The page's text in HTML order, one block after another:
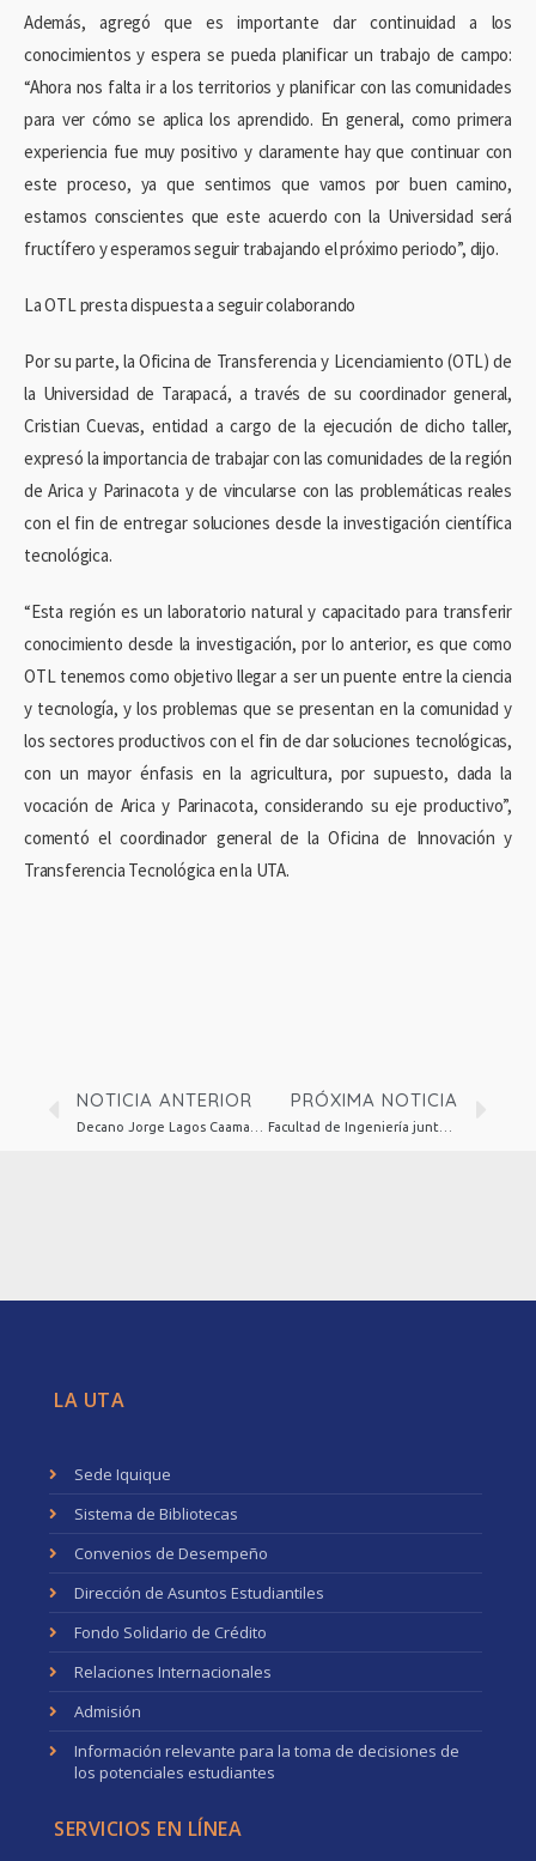
Además, agregó que es importante dar continuidad a los
conocimientos y espera se pueda planificar un trabajo de campo:
“Ahora nos falta ir a los territorios y planificar con las comunidades
para ver cómo se aplica los aprendido. En general, como primera
experiencia fue muy positivo y claramente hay que continuar con
este proceso, ya que sentimos que vamos por buen camino,
estamos conscientes que este acuerdo con la Universidad será
fructífero y esperamos seguir trabajando el próximo periodo”, dijo.
La OTL presta dispuesta a seguir colaborando
Por su parte, la Oficina de Transferencia y Licenciamiento (OTL) de
la Universidad de Tarapacá, a través de su coordinador general,
Cristian Cuevas, entidad a cargo de la ejecución de dicho taller,
expresó la importancia de trabajar con las comunidades de la región
de Arica y Parinacota y de vincularse con las problemáticas reales
con el fin de entregar soluciones desde la investigación científica
tecnológica.
“Esta región es un laboratorio natural y capacitado para transferir
conocimiento desde la investigación, por lo anterior, es que como
OTL tenemos como objetivo llegar a ser un puente entre la ciencia
y tecnología, y los problemas que se presentan en la comunidad y
los sectores productivos con el fin de dar soluciones tecnológicas,
con un mayor énfasis en la agricultura, por supuesto, dada la
vocación de Arica y Parinacota, considerando su eje productivo”,
comentó el coordinador general de la Oficina de Innovación y
Transferencia Tecnológica en la UTA.
NOTICIA ANTERIOR PRÓXIMA NOTICIA
LA UTA
Sede Iquique
Sistema de Bibliotecas
Convenios de Desempeño
Dirección de Asuntos Estudiantiles
Fondo Solidario de Crédito
Relaciones Internacionales
Admisión
Información relevante para la toma de decisiones de
los potenciales estudiantes
SERVICIOS EN LÍNEA